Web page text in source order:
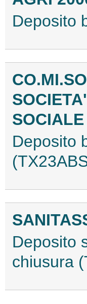
Deposito
SOCIALE
Deposito
Deposito
chiusura